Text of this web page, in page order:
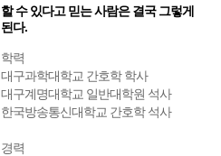
할 수 있다고 믿는 사람은 결국 그렇게
된다.
학력
대구과학대학교 간호학 학사
대구계명대학교 일반대학원 석사
한국방송통신대학교 간호학 석사
경력